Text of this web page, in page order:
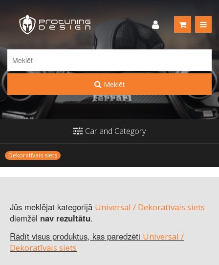
Meklēt
Car and Category
Dekoratīvais siets
Jūs meklējat kategorijā Universal / Dekoratīvais siets
diemžēl nav rezultātu.
Rādīt visus produktus, kas paredzēti Universal /
Dekoratīvais siets